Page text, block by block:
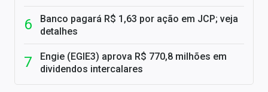
Banco pagará R$ 1,63 por ação em JCP; veja
detalhes
Engie (EGIE3) aprova R$ 770,8 milhões em
dividendos intercalares